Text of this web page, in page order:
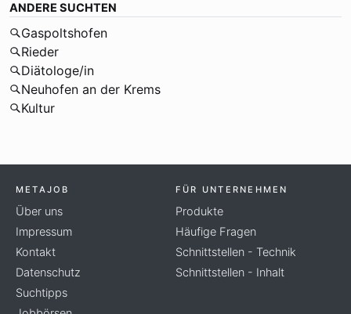
ANDERE SUCHTEN
Gaspoltshofen
Rieder
Diätologe/in
Neuhofen an der Krems
Kultur
METAJOB
Über uns
Impressum
Kontakt
Datenschutz
Suchtipps
FÜR UNTERNEHMEN
Produkte
Häufige Fragen
Schnittstellen - Technik
Schnittstellen - Inhalt